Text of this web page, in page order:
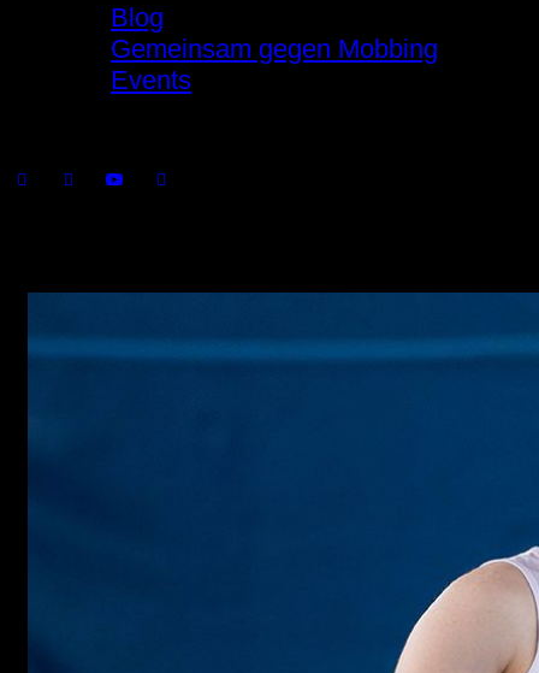
Blog
Gemeinsam gegen Mobbing
Events